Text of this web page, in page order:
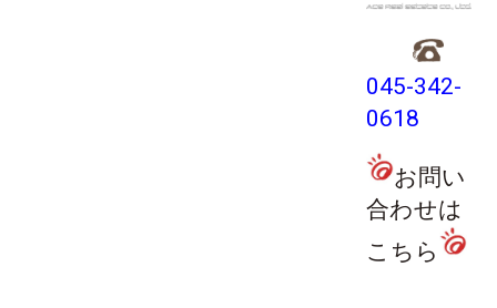
045-342-
0618
お問い
合わせは
こちら